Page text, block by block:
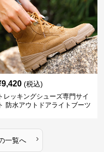
9,420 (税込)
レッキングシューズ専門サイ
防水アウトドアライトブーツ
一覧へ ›